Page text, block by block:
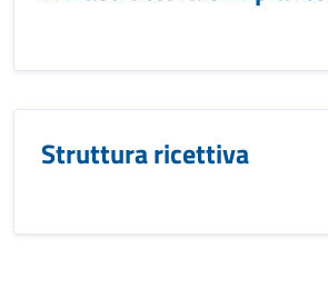
Struttura ricettiva